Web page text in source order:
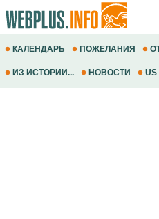
КАЛЕНДАРЬ ПОЖЕЛАНИЯ
ИЗ ИСТОРИИ... НОВОСТИ US